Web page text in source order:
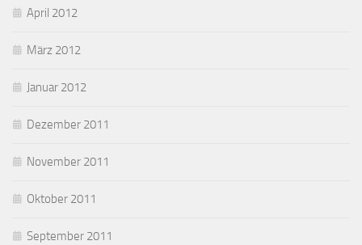
April 2012
März 2012
Januar 2012
Dezember 2011
November 2011
Oktober 2011
September 2011